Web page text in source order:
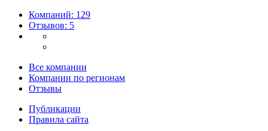
Компаний: 129
Отзывов: 5
Все компании
Компании по регионам
Отзывы
Публикации
Правила сайта